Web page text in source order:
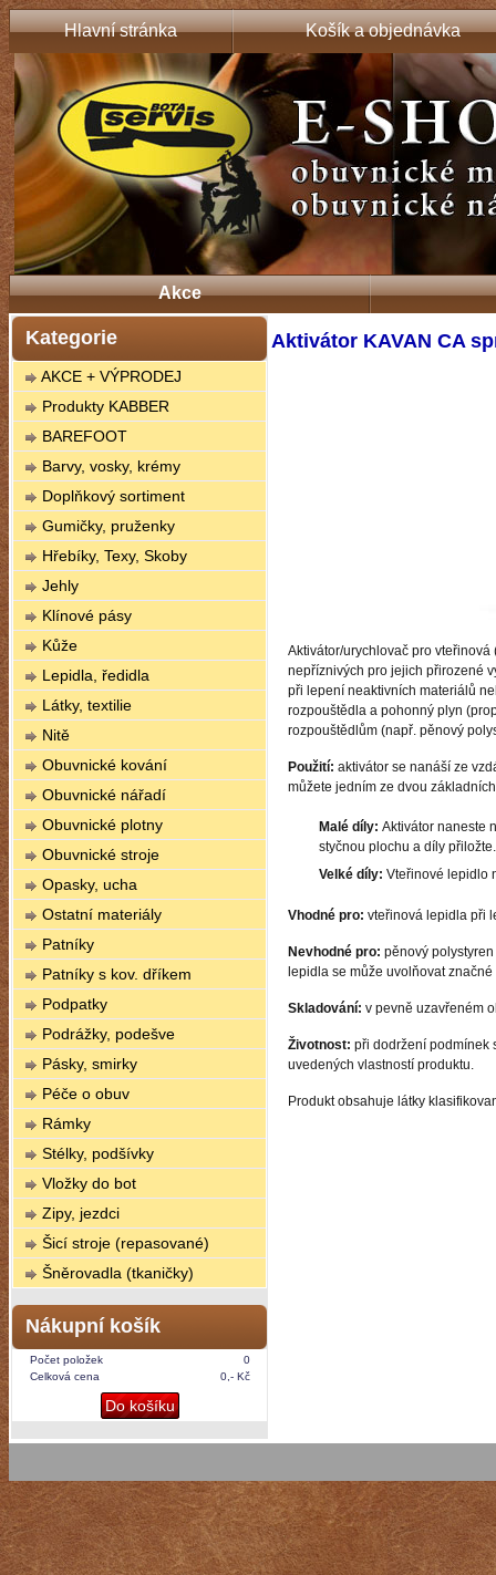
Hlavní stránka Košík a objednávka
Akce
Kategorie
AKCE + VÝPRODEJ
Produkty KABBER
BAREFOOT
Barvy, vosky, krémy
Doplňkový sortiment
Gumičky, pruženky
Hřebíky, Texy, Skoby
Jehly
Klínové pásy
Kůže
Lepidla, ředidla
Látky, textilie
Nitě
Obuvnické kování
Obuvnické nářadí
Obuvnické plotny
Obuvnické stroje
Opasky, ucha
Ostatní materiály
Patníky
Patníky s kov. dříkem
Podpatky
Podrážky, podešve
Pásky, smirky
Péče o obuv
Rámky
Stélky, podšívky
Vložky do bot
Zipy, jezdci
Šicí stroje (repasované)
Šněrovadla (tkaničky)
Nákupní košík
Počet položek
0
Celková cena
0,- Kč
Do košíku
Aktivátor KAVAN CA
Aktivátor/urychlovač pro
nepříznivých pro jejich přirozené
při lepení neaktivních materiálů
rozpouštědla a pohonný plyn
rozpouštědlům (např. pěnový
Použití: aktivátor se nanáší ze
můžete jedním ze dvou
Malé díly: Aktivátor naneste
styčnou plochu a díly přiložte.
Velké díly: Vteřinové lepidlo
Vhodné pro: vteřinová lepidla při
Nevhodné pro: pěnový
lepidla se může uvolňovat
Skladování: v pevně uzavřeném
Životnost: při dodržení podmínek
uvedených vlastností produktu.
Produkt obsahuje látky